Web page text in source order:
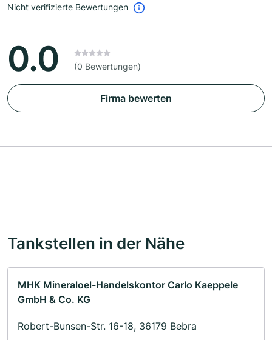
Nicht verifizierte Bewertungen
0.0 (0 Bewertungen)
Firma bewerten
Tankstellen in der Nähe
MHK Mineraloel-Handelskontor Carlo Kaeppele
GmbH & Co. KG
Robert-Bunsen-Str. 16-18, 36179 Bebra